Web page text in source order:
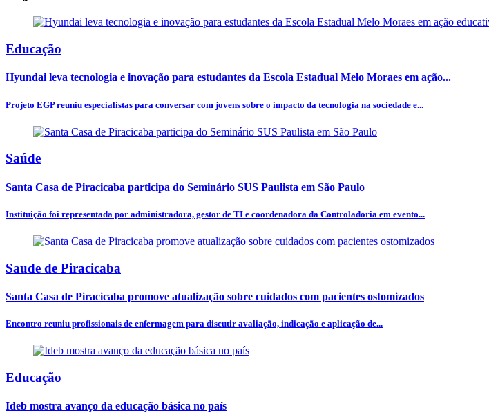
Educação
Hyundai leva tecnologia e inovação para estudantes da Escola Estadual Melo Moraes em ação...
Projeto EGP reuniu especialistas para conversar com jovens sobre o impacto da tecnologia na sociedade e...
Saúde
Santa Casa de Piracicaba participa do Seminário SUS Paulista em São Paulo
Instituição foi representada por administradora, gestor de TI e coordenadora da Controladoria em evento...
Saude de Piracicaba
Santa Casa de Piracicaba promove atualização sobre cuidados com pacientes ostomizados
Encontro reuniu profissionais de enfermagem para discutir avaliação, indicação e aplicação de...
Educação
Ideb mostra avanço da educação básica no país